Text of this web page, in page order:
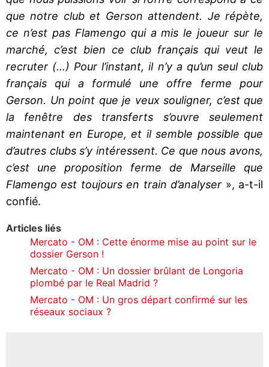
que notre club et Gerson attendent. Je répète,
ce n’est pas Flamengo qui a mis le joueur sur le
marché, c’est bien ce club français qui veut le
recruter (…) Pour l’instant, il n’y a qu’un seul club
français qui a formulé une offre ferme pour
Gerson. Un point que je veux souligner, c’est que
la fenêtre des transferts s’ouvre seulement
maintenant en Europe, et il semble possible que
d’autres clubs s’y intéressent. Ce que nous avons,
c’est une proposition ferme de Marseille que
Flamengo est toujours en train d’analyser », a-t-il
confié.
Articles liés
Mercato - OM : Cette énorme mise au point sur le
dossier Gerson !
Mercato - OM : Un dossier brûlant de Longoria
plombé par le Real Madrid ?
Mercato - OM : Un gros départ confirmé sur les
réseaux sociaux ?